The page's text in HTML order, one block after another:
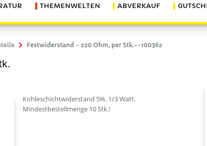
THEMENWELTEN ABVERKAUF
Festwiderstand - 220 Ohm, per Stk.--100362
Kohleschichtwiderstand 5%, 1/3 Watt.
Mindestbestellmenge 10 Stk.!